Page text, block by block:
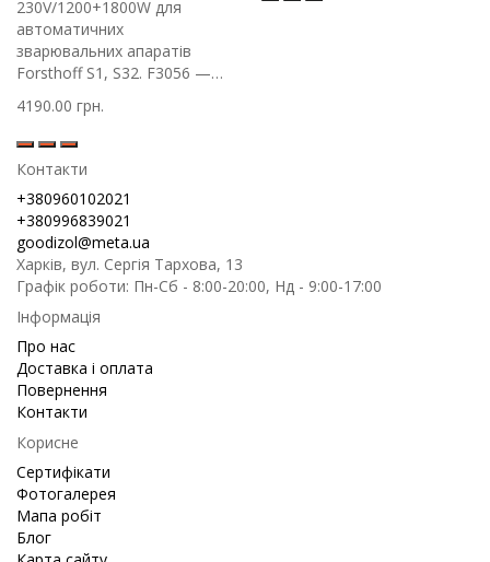
230V/1200+1800W для
автоматичних
зварювальних апаратів
Forsthoff S1, S32. F3056 —
4190.00 грн.
Контакти
+380960102021
+380996839021
goodizol@meta.ua
Харків, вул. Сергія Тархова, 13
Графік роботи: Пн-Сб - 8:00-20:00, Нд - 9:00-17:00
Інформація
Про нас
Доставка і оплата
Повернення
Контакти
Корисне
Сертифікати
Фотогалерея
Мапа робіт
Блог